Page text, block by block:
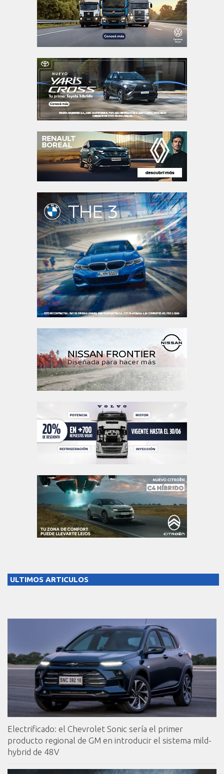
ULTIMOS ARTICULOS
Electrificado: el Chevrolet Sonic sería el primer
producto regional de GM en introducir el sistema mild-
hybrid de 48V